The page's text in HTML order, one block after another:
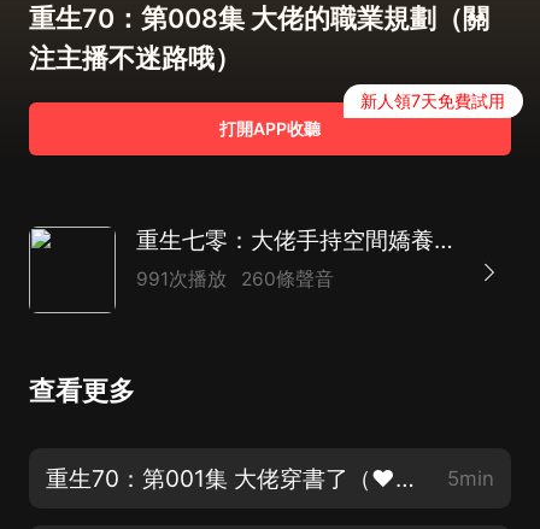
重生70：第008集 大佬的職業規劃（關
注主播不迷路哦）
打開APP收聽
新人領7天免費試用
重生七零：大佬手持空間嬌養反派丨年代文慢更版
991次播放 260條聲音
查看更多
重生70：第001集 大佬穿書了（❤期待您的收藏分享＋點讚評論哦，謝謝） 5min